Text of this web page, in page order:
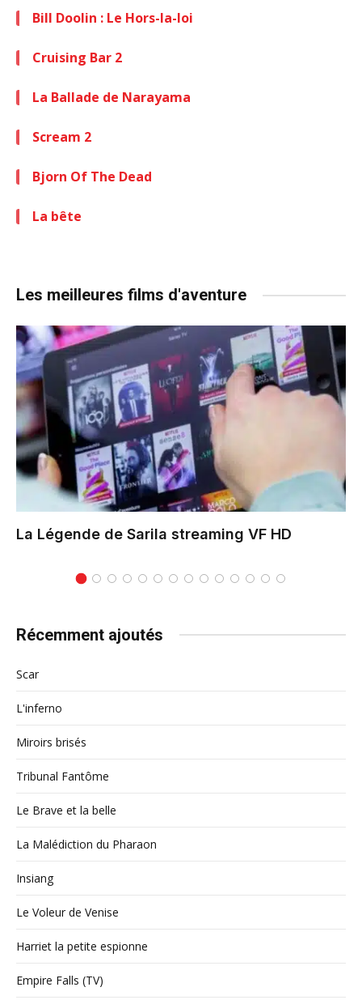
Bill Doolin : Le Hors-la-loi
Cruising Bar 2
La Ballade de Narayama
Scream 2
Bjorn Of The Dead
La bête
Les meilleures films d'aventure
La Légende de Sarila streaming VF HD
Récemment ajoutés
Scar
L'inferno
Miroirs brisés
Tribunal Fantôme
Le Brave et la belle
La Malédiction du Pharaon
Insiang
Le Voleur de Venise
Harriet la petite espionne
Empire Falls (TV)